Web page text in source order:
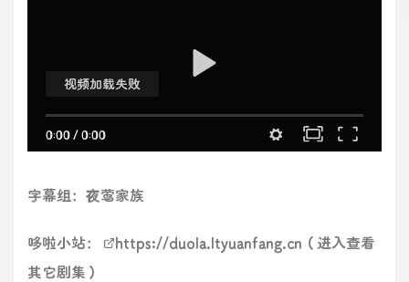
0:00 /0:00
视频加载失败
字幕组：夜莺家族
哆啦小站： https://duola.ltyuanfang.cn （进入查看
其它剧集）